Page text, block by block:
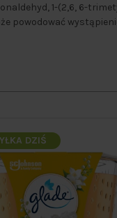
1-(2,6, 6-
powodować
DZIŚ